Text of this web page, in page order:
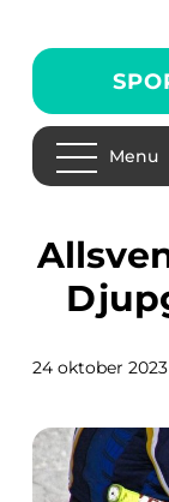
Menu
Allsvenskan hockey – En
24 oktober 2023